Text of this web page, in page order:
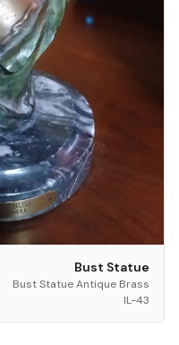
Bust Statue
Bust Statue Antique Brass
IL-43